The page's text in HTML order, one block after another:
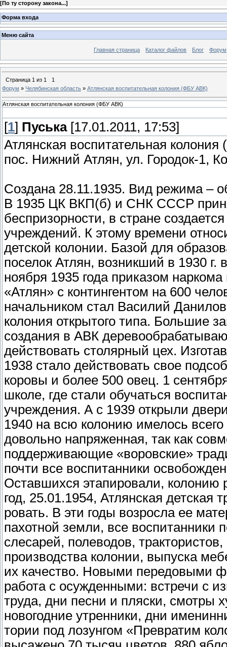
[По ту сторону закона...]
Форма входа
Меню сайта
Главная страница Каталог файлов Блог Форум
Страница 1 из 1
1
Форум » Челябинская область » Атлянская воспитательная колония (ФБУ АВК)
Атлянская воспитательная колония (ФБУ АВК)
[1] Пуська[17.01.2011, 17:53]
Атлянская воспитательная
пос. Нижний Атлян, ул. Городок-1,
Создана 28.11.1935. Вид режима –
В 1935 ЦК ВКП(б) и СНК СССР
беспризорности, в стране
учреждений. К этому времени
детской колонии. Базой для
поселок Атлян, возникший в 1930 г.
ноября 1935 года приказом
«Атлян» с контингентом на 600
начальником стал Василий
колония от­крытого типа. Большие
создания в АВК
дей­ствовать столярный цех.
1938 стало действовать свое
коровы и более 500 овец. 1
школе, где стали обучаться
учреждения. А с 1939 открыли
1940 на всю колонию имелось
до­вольно напряженная, так как
поддерживающие «воров­ские»
почти все воспитанни­ки
Оставшихся этапи­ровали,
год, 25.01.1954, Атлянская
ровать. В эти годы возросла ее
пахот­ной земли, все вос­питанники
слесарей, полеводов,
производства колонии, выпуска
их качество. Новы­ми передовыми
работа с осужденными: встре­чи с
труда, дни песни и пляски, смот­ры
ново­годние утренники, дни
тории под лозунгом «Пре­вратим